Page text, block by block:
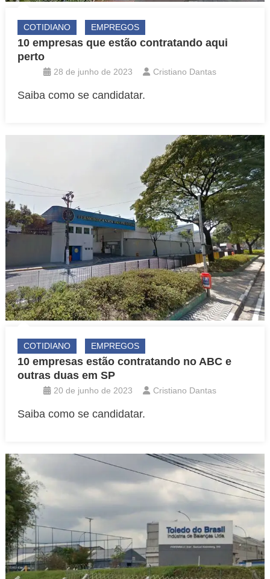
COTIDIANO EMPREGOS
10 empresas que estão contratando aqui
perto
28 de junho de 2023 Cristiano Dantas
Saiba como se candidatar.
COTIDIANO EMPREGOS
10 empresas estão contratando no ABC e
outras duas em SP
20 de junho de 2023 Cristiano Dantas
Saiba como se candidatar.